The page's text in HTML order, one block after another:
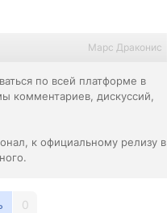
Марс Драконис
по всей платформе в
комментариев, дискуссий,
к официальному релизу в
0